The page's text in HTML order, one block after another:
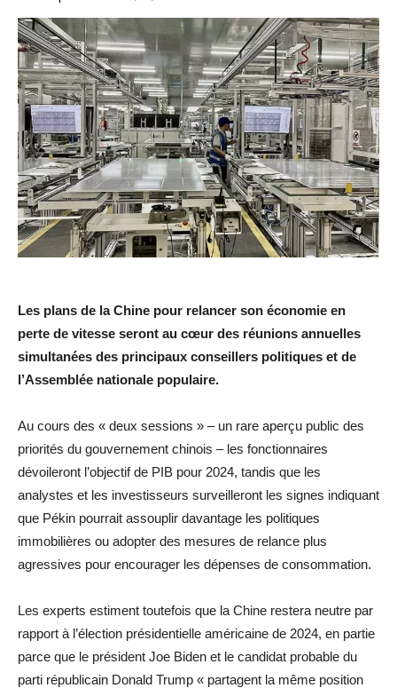
Les plans de la Chine pour relancer son économie en
perte de vitesse seront au cœur des réunions annuelles
simultanées des principaux conseillers politiques et de
l’Assemblée nationale populaire.
Au cours des « deux sessions » – un rare aperçu public des
priorités du gouvernement chinois – les fonctionnaires
dévoileront l’objectif de PIB pour 2024, tandis que les
analystes et les investisseurs surveilleront les signes indiquant
que Pékin pourrait assouplir davantage les politiques
immobilières ou adopter des mesures de relance plus
agressives pour encourager les dépenses de consommation.
Les experts estiment toutefois que la Chine restera neutre par
rapport à l’élection présidentielle américaine de 2024, en partie
parce que le président Joe Biden et le candidat probable du
parti républicain Donald Trump « partagent la même position